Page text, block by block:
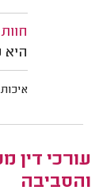
היא
איכות
עורכי דין
והסביבה